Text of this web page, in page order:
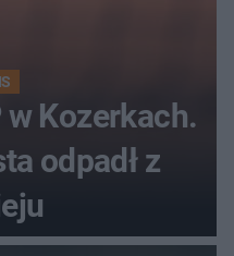
Kozerkach.
odpadł z